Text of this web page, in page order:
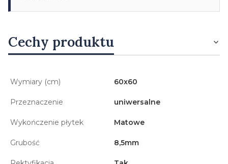
Cechy produktu
Wymiary (cm) 60x60
Przeznaczenie uniwersalne
Wykończenie płytek Matowe
Grubość 8,5mm